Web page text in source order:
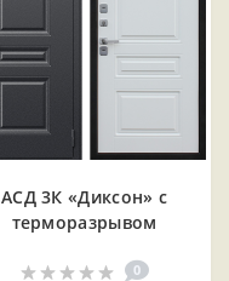
АСД 3К «Диксон» с
терморазрывом
0